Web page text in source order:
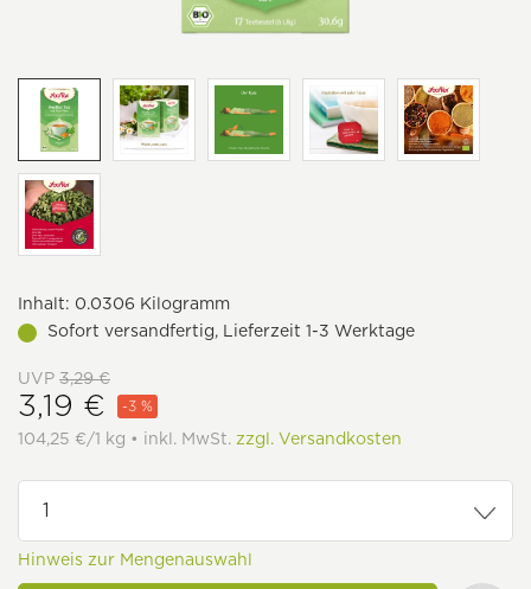
Inhalt: 0.0306 Kilogramm
Sofort versandfertig, Lieferzeit 1-3 Werktage
UVP 3,29 €
3,19 € -3 %
104,25 €/1 kg • inkl. MwSt. zzgl. Versandkosten
Hinweis zur Mengenauswahl